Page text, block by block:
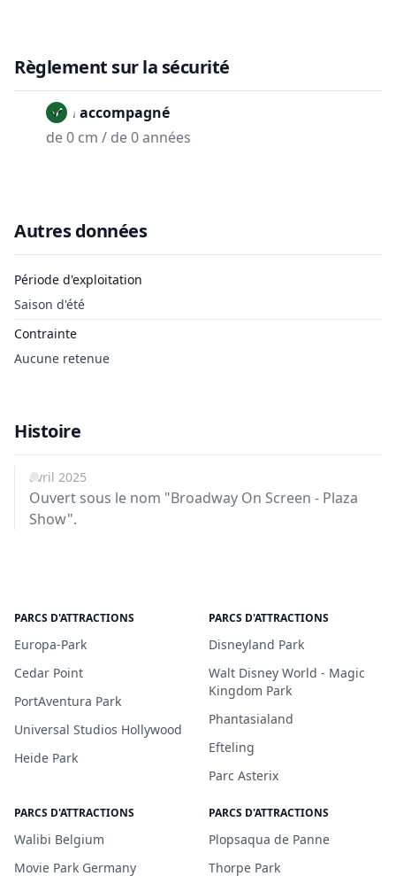
Règlement sur la sécurité
Non accompagné
de 0 cm / de 0 années
Autres données
Période d'exploitation
Saison d'été
Contrainte
Aucune retenue
Histoire
avril 2025
Ouvert sous le nom "Broadway On Screen - Plaza
Show".
PARCS D'ATTRACTIONS
Europa-Park
Cedar Point
PortAventura Park
Universal Studios Hollywood
Heide Park
PARCS D'ATTRACTIONS
Disneyland Park
Walt Disney World - Magic
Kingdom Park
Phantasialand
Efteling
Parc Asterix
PARCS D'ATTRACTIONS
Walibi Belgium
Movie Park Germany
PARCS D'ATTRACTIONS
Plopsaqua de Panne
Thorpe Park